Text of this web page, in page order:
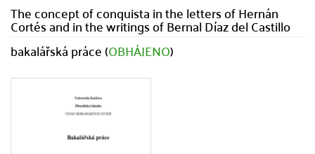
The concept of conquista in the letters of Hernán
Cortés and in the writings of Bernal Díaz del Castillo
bakalářská práce (OBHÁJENO)